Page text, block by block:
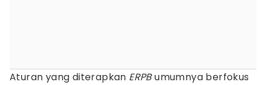
Aturan yang diterapkan ERPBumumnya berfokus